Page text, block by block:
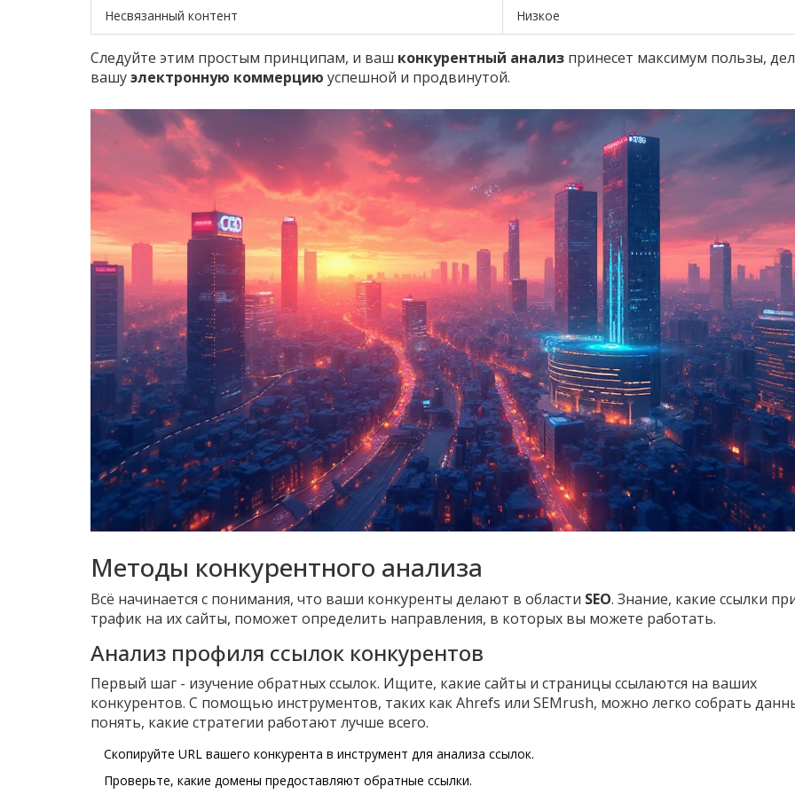
Несвязанный контент Низкое
Следуйте этим простым принципам, и ваш конкурентный анализ принесет максимум пользы,
вашуэлектронную коммерцию успешной и продвинутой.
Методы конкурентного анализа
Всё начинается с понимания, что ваши конкуренты делают в области SEO. Знание, какие ссылки
трафик на их сайты, поможет определить направления, в которых вы можете работать.
Анализ профиля ссылок конкурентов
Первый шаг - изучение обратных ссылок. Ищите, какие сайты и страницы ссылаются на ваших
конкурентов. С помощью инструментов, таких как Ahrefs или SEMrush, можно легко собрать
понять, какие стратегии работают лучше всего.
Скопируйте URL вашего конкурента в инструмент для анализа ссылок.
Проверьте, какие домены предоставляют обратные ссылки.